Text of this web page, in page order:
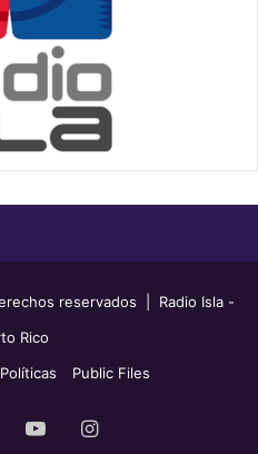
reservados | Radio Isla -
Rico
Public Files
YouTubeInstagram